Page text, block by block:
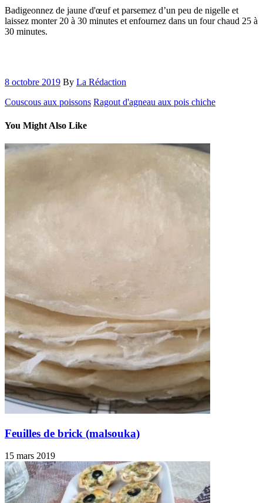
Badigeonnez de jaune d'œuf et parsemez d’un peu de nigelle et
laissez monter 20 à 30 minutes et enfournez dans un four chaud 25 à
30 minutes.
8 octobre 2019 By La Rédaction
Couscous aux poissons Ragout d'agneau aux pois chiche
You Might Also Like
Feuilles de brick (malsouka)
15 mars 2019